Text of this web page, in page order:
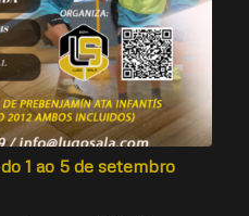
1 ao 5 de setembro